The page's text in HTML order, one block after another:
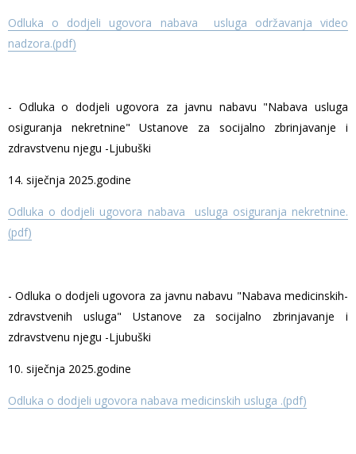
Odluka o dodjeli ugovora nabava usluga održavanja video
nadzora.(pdf)
- Odluka o dodjeli ugovora za javnu nabavu "Nabava usluga
osiguranja nekretnine" Ustanove za socijalno zbrinjavanje i
zdravstvenu njegu -Ljubuški
14. siječnja 2025.godine
Odluka o dodjeli ugovora nabava usluga osiguranja nekretnine.
(pdf)
- Odluka o dodjeli ugovora za javnu nabavu "Nabava medicinskih-
zdravstvenih usluga" Ustanove za socijalno zbrinjavanje i
zdravstvenu njegu -Ljubuški
10. siječnja 2025.godine
Odluka o dodjeli ugovora nabava medicinskih usluga .(pdf)